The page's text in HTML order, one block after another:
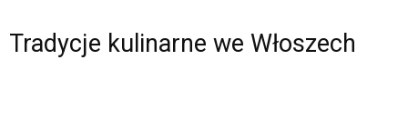
Tradycje kulinarne we Włoszech